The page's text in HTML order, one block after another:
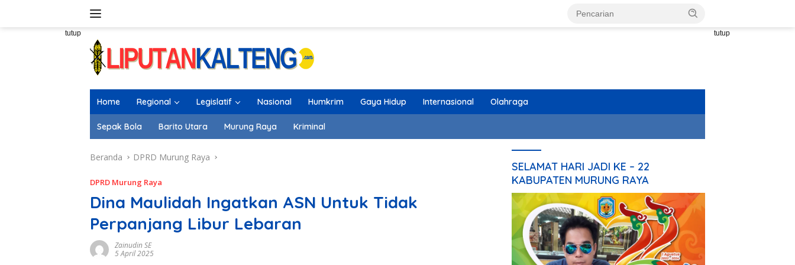
tutup tutup
Home Regional Legislatif Nasional Humkrim Gaya Hidup Internasional Olahraga
Sepak Bola Barito Utara Murung Raya Kriminal
Beranda DPRD Murung Raya
DPRD Murung Raya
Dina Maulidah Ingatkan ASN Untuk Tidak
Perpanjang Libur Lebaran
Zainudin SE
5 April 2025
SELAMAT HARI JADI KE – 22
KABUPATEN MURUNG RAYA